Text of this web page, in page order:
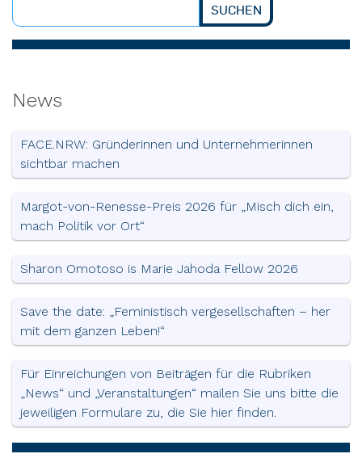
Suchen
SUCHEN
News
FACE.NRW: Gründerinnen und Unternehmerinnen
sichtbar machen
Margot-von-Renesse-Preis 2026 für „Misch dich ein,
mach Politik vor Ort“
Sharon Omotoso is Marie Jahoda Fellow 2026
Save the date: „Feministisch vergesellschaften – her
mit dem ganzen Leben!“
Für Einreichungen von Beiträgen für die Rubriken
„News“ und „Veranstaltungen“ mailen Sie uns bitte die
jeweiligen Formulare zu, die Sie hier finden.